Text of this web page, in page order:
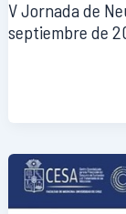
V Jornada de
septiembre de